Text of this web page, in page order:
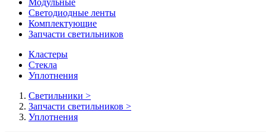
Модульные
Светодиодные ленты
Комплектующие
Запчасти светильников
Кластеры
Стекла
Уплотнения
Cветильники >
Запчасти светильников >
Уплотнения